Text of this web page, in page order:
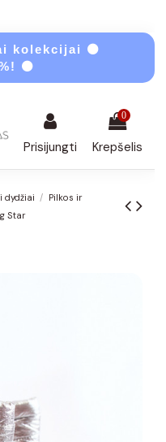
kolekcijai ⚫
⚫
Prisijungti
0
Krepšelis
dydžiai
Pilkos ir
Star